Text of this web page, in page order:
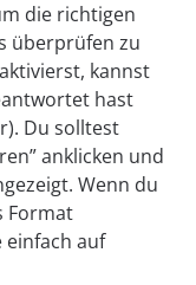
die richtigen
überprüfen zu
kannst
hast
Du solltest
anklicken und
Wenn du
Format
auf